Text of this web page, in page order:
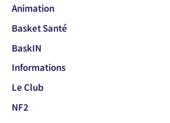
Animation
Basket Santé
BaskIN
Informations
Le Club
NF2